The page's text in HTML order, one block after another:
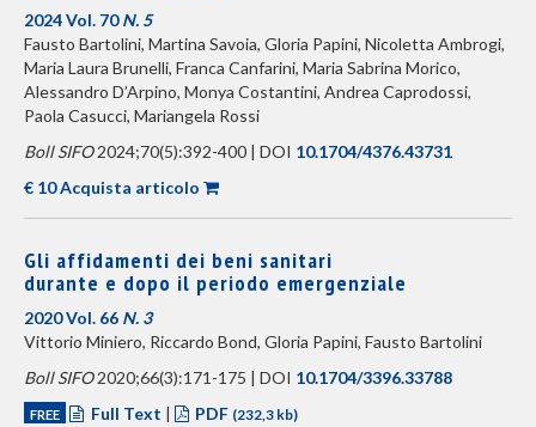
2024 Vol. 70N. 5
Fausto Bartolini, Martina Savoia, Gloria Papini, Nicoletta Ambrogi,
Maria Laura Brunelli, Franca Canfarini, Maria Sabrina Morico,
Alessandro D’Arpino, Monya Costantini, Andrea Caprodossi,
Paola Casucci, Mariangela Rossi
Boll SIFO2024;70(5):392-400 | DOI 10.1704/4376.43731
€ 10 Acquista articolo
Gli affidamenti dei beni sanitari
durante e dopo il periodo emergenziale
2020 Vol. 66 N. 3
Vittorio Miniero, Riccardo Bond, Gloria Papini, Fausto Bartolini
Boll SIFO2020;66(3):171-175 | DOI 10.1704/3396.33788
FREE Full Text | PDF (232,3 kb)